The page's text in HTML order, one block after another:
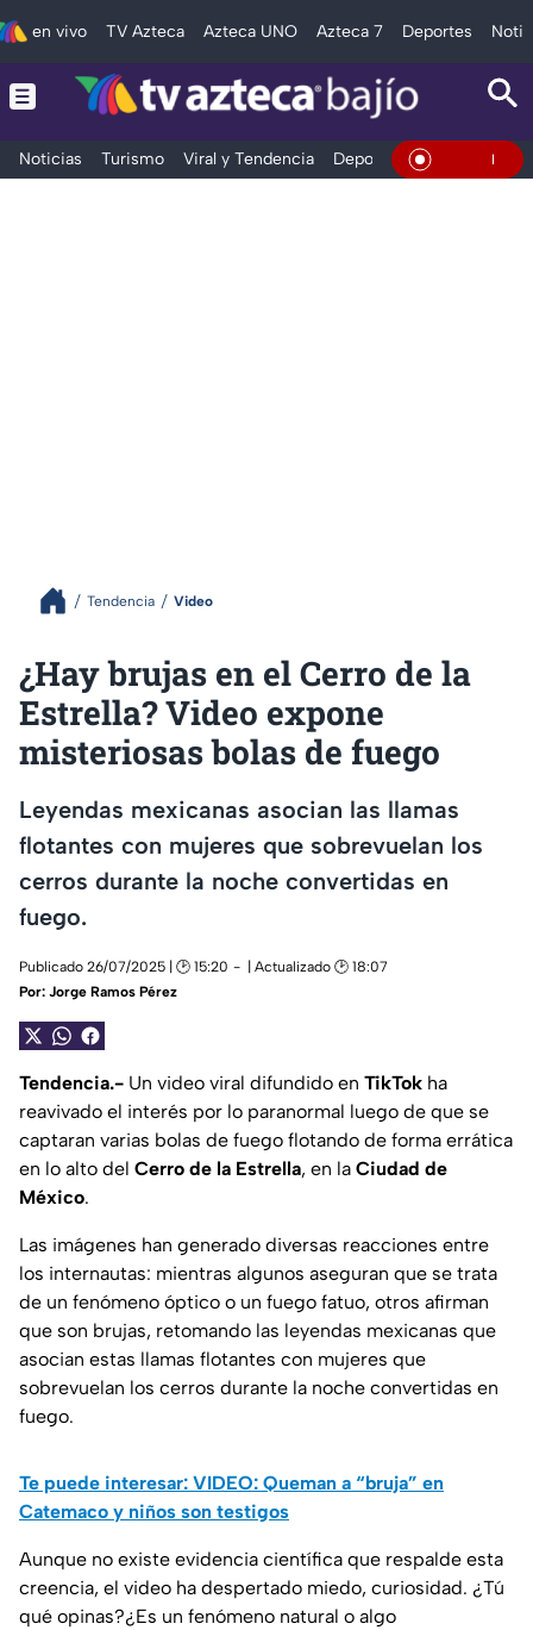
en vivo TV Azteca Azteca UNO Azteca 7 Deportes
Noticias Turismo Viral y Tendencia Deportes Espectáculos
En Vivo
Tendencia Video
¿Hay brujas en el Cerro de la
Estrella? Video expone
misteriosas bolas de fuego
Leyendas mexicanas asocian las llamas
flotantes con mujeres que sobrevuelan los
cerros durante la noche convertidas en
fuego.
Publicado 26/07/2025 | 🕑 15:20
| Actualizado 🕑 18:07
Por: Jorge Ramos Pérez
Tendencia.- Un video viral difundido en TikTok ha
reavivado el interés por lo paranormal luego de que se
captaran varias bolas de fuego flotando de forma errática
en lo alto del Cerro de la Estrella, en la Ciudad de
México.
Las imágenes han generado diversas reacciones entre
los internautas: mientras algunos aseguran que se trata
de un fenómeno óptico o un fuego fatuo, otros afirman
que son brujas, retomando las leyendas mexicanas que
asocian estas llamas flotantes con mujeres que
sobrevuelan los cerros durante la noche convertidas en
fuego.
Te puede interesar: VIDEO: Queman a “bruja” en
Catemaco y niños son testigos
Aunque no existe evidencia científica que respalde esta
creencia, el video ha despertado miedo, curiosidad. ¿Tú
qué opinas?¿Es un fenómeno natural o algo